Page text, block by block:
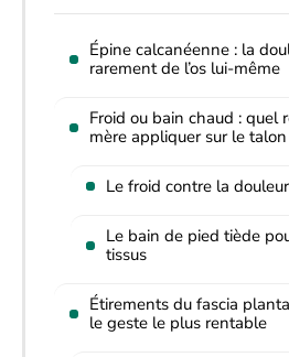
Épine calcanéenne : la
rarement de l’os lui-même
Froid ou bain chaud : quel
mère appliquer sur le talon
Le froid contre la
Le bain de pied tiède
tissus
Étirements du fascia
le geste le plus rentable